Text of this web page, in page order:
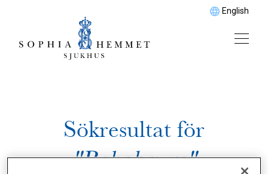
English
Sökresultat för
"Rehabgym"